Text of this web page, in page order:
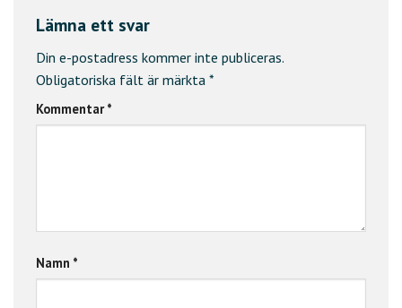
Lämna ett svar
Din e-postadress kommer inte publiceras.
Obligatoriska fält är märkta *
Kommentar*
Namn *